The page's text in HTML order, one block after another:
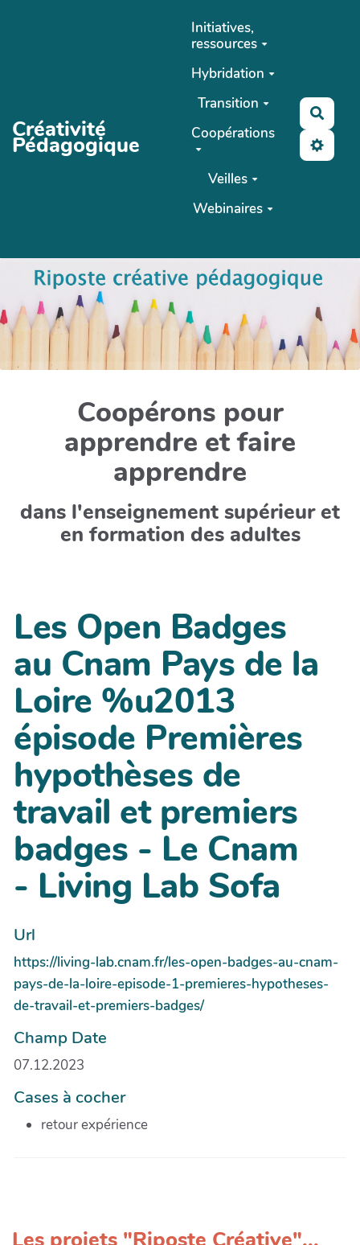
Créativité
Pédagogique
Initiatives,
ressources
Hybridation
Transition
Coopérations
Veilles
Webinaires
Coopérons pour
apprendre et faire
apprendre
dans l'enseignement supérieur et
en formation des adultes
Les Open Badges
au Cnam Pays de la
Loire %u2013
épisode Premières
hypothèses de
travail et premiers
badges - Le Cnam
- Living Lab Sofa
Url
https://living-lab.cnam.fr/les-open-badges-au-cnam-
pays-de-la-loire-episode-1-premieres-hypotheses-
de-travail-et-premiers-badges/
Champ Date
07.12.2023
Cases à cocher
retour expérience